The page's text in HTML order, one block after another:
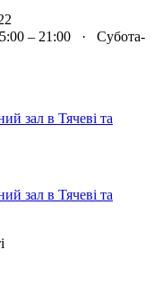
– 21:00 · Субота-